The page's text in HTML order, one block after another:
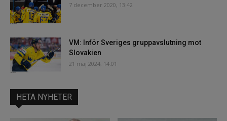
7 december 2020, 13:42
VM: Inför Sveriges gruppavslutning mot
Slovakien
21 maj 2024, 14:01
HETA NYHETER